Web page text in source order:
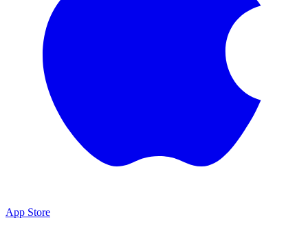
App Store